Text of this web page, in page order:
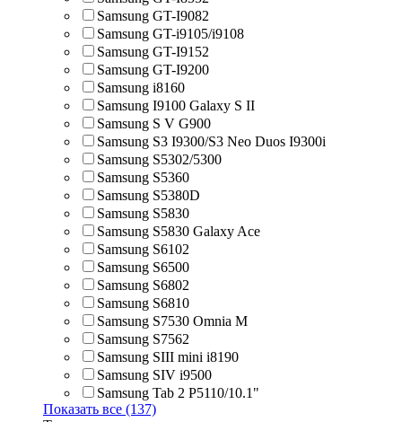
Samsung GT-I9082
Samsung GT-i9105/i9108
Samsung GT-I9152
Samsung GT-I9200
Samsung i8160
Samsung I9100 Galaxy S II
Samsung S V G900
Samsung S3 I9300/S3 Neo Duos I9300i
Samsung S5302/5300
Samsung S5360
Samsung S5380D
Samsung S5830
Samsung S5830 Galaxy Ace
Samsung S6102
Samsung S6500
Samsung S6802
Samsung S6810
Samsung S7530 Omnia M
Samsung S7562
Samsung SIII mini i8190
Samsung SIV i9500
Samsung Tab 2 P5110/10.1"
Показать все (137)